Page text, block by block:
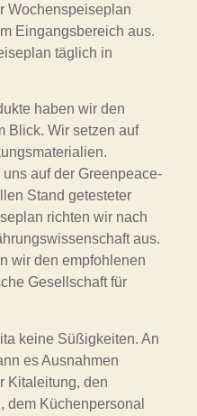
Wochenspeiseplan
Eingangsbereich aus.
täglich in
haben wir den
Blick. Wir setzen auf
auf der Greenpeace-
Stand getesteter
richten wir nach
aus.
wir den empfohlenen
Gesellschaft für
keine Süßigkeiten. An
es Ausnahmen
Kitaleitung, den
dem Küchenpersonal